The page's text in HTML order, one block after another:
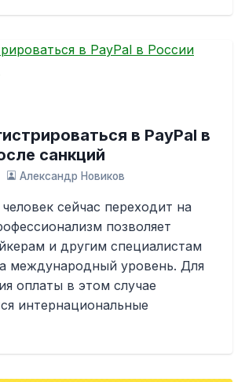
в PayPal в
санкций
Александр Новиков
сейчас переходит на
позволяет
и другим специалистам
международный уровень. Для
оплаты в этом случае
интернациональные